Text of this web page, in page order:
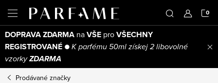
na
obsah
DOPRAVA ZDARMA naVŠE proVŠECHNY
REGISTROVANÉ ●K parfému 50ml získej 2 libovolné
vzorkyZDARMA
Prodávané značky